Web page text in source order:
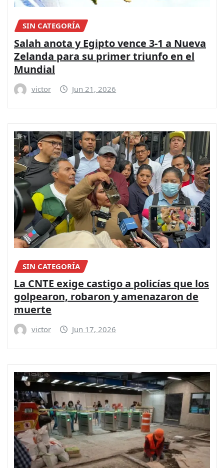
SIN CATEGORÍA
Salah anota y Egipto vence 3-1 a Nueva
Zelanda para su primer triunfo en el
Mundial
victor Jun 21, 2026
SIN CATEGORÍA
La CNTE exige castigo a policías que los
golpearon, robaron y amenazaron de
muerte
victor Jun 17, 2026